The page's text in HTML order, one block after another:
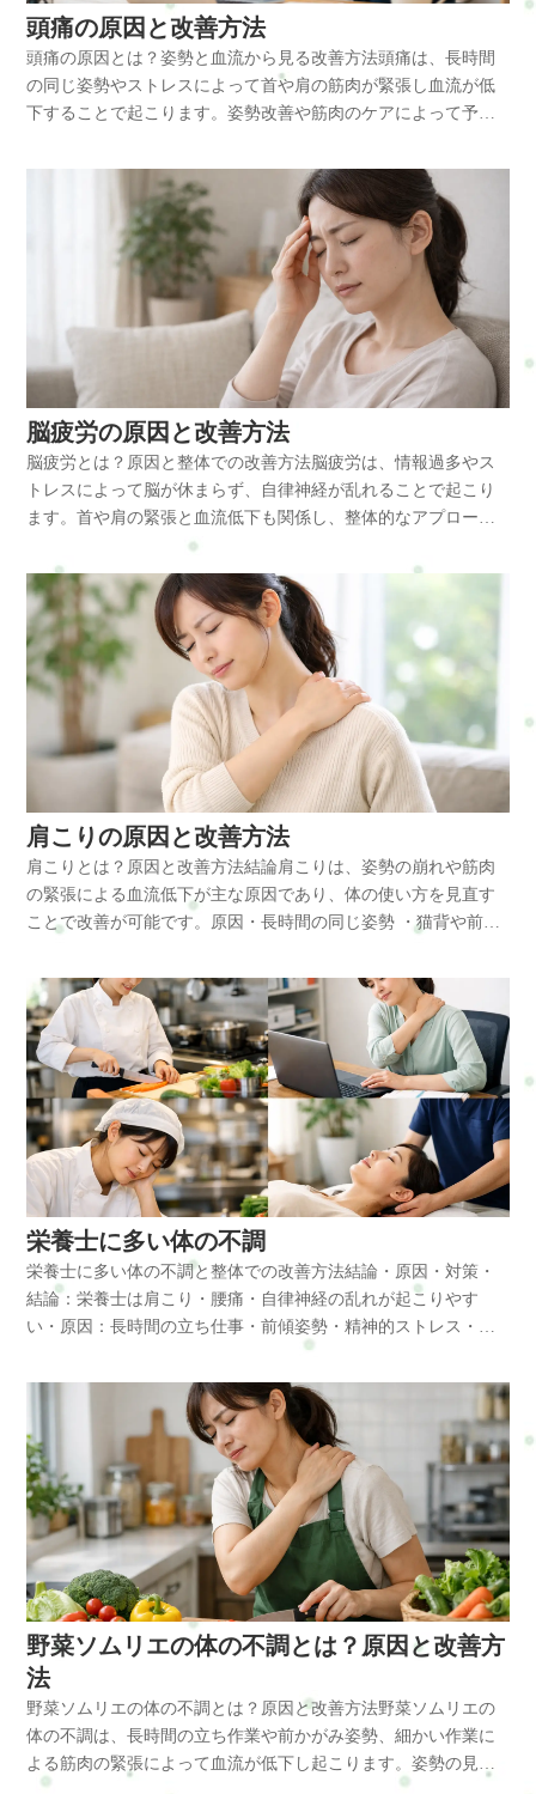
頭痛の原因と改善方法
頭痛の原因とは？姿勢と血流から見る改善方法頭痛は、長時間
の同じ姿勢やストレスによって首や肩の筋肉が緊張し血流が低
下することで起こります。姿勢改善や筋肉のケアによって予防
流を改善することで軽減できます。原因・前傾姿勢の継続 ・首
や肩の筋緊張 ・血流低下 ・自律神経の乱れ対策・姿勢改善 ・
ストレッチ ・適度な休息 ・入浴で血流促進頭痛は、姿勢の崩
れ・筋肉の緊張・血流低下といった負担が重なることで起こり
やすくなります。頭痛とは頭痛とは、頭部や首周辺に痛みや重
さを感じる状態です。 特に筋肉の緊張による「緊張型頭痛」は
現代人に多く見られます。頭痛に多い体の不調・肩こり ・首こ
り ・目の疲れ ・集中力低下 ・睡眠の質低下デスクワークによ
る頭痛が起きる理由長時間のパソコン作業では、頭が前に出る
姿勢が続きます。 この姿勢により、僧帽筋や肩甲挙筋、小胸筋
が持続的に緊張します。筋肉が緊張すると血管が圧迫され、脳
へ向かう血流が低下します。さらに首周辺の神経も圧迫される
ことで、痛みの信号が強くなります。その結果、頭が締め付け
られるような痛みや重だるさが生じます。この状態が続くこと
で慢性的な頭痛へと変化していきます。スマホ使用による自律
神経の乱れスマホを長時間使用すると交感神経が優位になり、
体が常に緊張状態になります。 その結果、リラックスできず頭
痛が起こりやすくなります。ストレスによる疲労と血流低下精
神的ストレスも血管を収縮させ、血流を悪くします。 その影響
で頭部に十分な酸素が届かず、痛みが発生します。体に起こる
変化・呼吸が浅くなる ・血流が悪くなる ・疲労回復が遅れる
・交感神経が優位になる頭痛は体全体のバランスの乱れからく
るサインです。放置するとどうなる・慢性頭痛 ・集中力低下 ・
睡眠障害 ・仕事効率の低下放置することで症状が悪化し、日常
生活に大きな影響を与えます。改善方法・首や肩のストレッチ
・姿勢を整える ・こまめな休憩 ・入浴で血流を良くする特に姿
勢改善は根本的な改善につながります。整体で出来ること整体
では首・肩・頭部のバランスを整えます。・僧帽筋や肩甲挙筋
の緊張を緩和・血流促進・姿勢調整これにより・頭痛が軽減す
される当サロンではデスクワークや日常生活の体の使い方を考
慮した施術を行っています。横浜市戸塚区で体の不調にお悩み
の方は、整体・自宅サロンRefresh Jamへお気軽にご相談くださ
い。肩こりや腰痛など日常生活で起こりやすい不調のケアを通
して、今の生活や仕事を続けられるカラダとココロづくりをサ
ポートしています。よくある質問Q:頭痛は整体で改善します
か？A：筋肉の緊張や血流を改善することで、多くの頭痛は軽減
が期待できます。Q:頭痛があるときにストレッチしても大丈夫
ですか？A：軽いストレッチは効果的ですが、強い痛みがある場
合は無理をしないことが大切です。まとめ頭痛は姿勢や血流、
筋肉の緊張が関係しています。日常のケアと整体によって改善
しやすくなります。初めての方はまずこちらへRefresh Jamーロ
ードマップ◆ 安心できる施術を、1度体験してみるお申し込み方
法はこちら・ホットペッパービューティー…予約可・LINE公
式…予約・トークでやり取り・お得情報・楽天ビューティー…
予約可・minimo…予約可・誰でも使えるWEB予約…予約可※掲
載サイトによって料金やコースが違います。無理なく、安心し
て選んでくださいね。#ui-datepicker-div{z-index:10000
!important;}.ui-datepicker-calendar th,.ui-datepicker-calendar td{min-
width:unset !important;}select.ui-datepicker-year,select.ui-datepicker-
month{height:2em !important;gap:5px;}span.del +
span.del{display:none !important;}お問合せ・ご予約フォーム内容
の確認以下の内容で送信します。よろしいですか？氏名必須メ
ールアドレス必須お問い合わせ内容必須お問い合わせ内容によ
っては回答できない場合もございますのであらかじめご了承く
ださい。プライバシーポリシーにご同意の上、お問い合わせ内
容の確認に進んでください。
脳疲労の原因と改善方法
脳疲労とは？原因と整体での改善方法脳疲労は、情報過多やス
トレスによって脳が休まらず、自律神経が乱れることで起こり
ます。首や肩の緊張と血流低下も関係し、整体的なアプローチ
で改善が期待できます。結論脳疲労は自律神経と血流を整える
ことで回復しやすくなります。原因・長時間のスマホやPC使用
・情報過多による脳の過活動 ・首や肩の筋緊張 ・ストレスによ
る自律神経の乱れ対策・デジタル機器の使用時間を減らす ・首
肩のストレッチ ・深呼吸 ・睡眠の質改善脳疲労は、情報過多・
筋肉の緊張・自律神経の乱れといった負担が重なることで起こ
りやすくなります。脳疲労とは脳疲労とは、脳が処理しきれな
いほどの情報や刺激を受け続けることで機能が低下した状態で
す。 特に現代ではスマホやパソコンの影響で慢性的に起こりや
すくなっています。脳疲労に多い体の不調・頭が重い ・集中力
低下 ・睡眠の質低下 ・イライラ ・目の疲れデスクワークによ
る脳疲労が起きる理由長時間のパソコン作業では、同じ姿勢で
画面を見続ける状態が続きます。 このとき頭が前に出る姿勢に
なり、僧帽筋や肩甲挙筋、小胸筋が緊張します。筋肉の緊張に
より首周囲の血流が低下し、脳への酸素供給が不足しやすくな
ます。その結果、思考力の低下や集中力の低下、頭の重だるさ
として現れます。この状態が続くことで慢性的な脳疲労へとつ
ながります。スマホ使用による自律神経の乱れスマホからの情
報刺激は脳を休ませる時間を減らします。 その結果、交感神経
が優位になり続け、リラックスできなくなります。ストレスに
よる疲労と血流低下精神的ストレスは血管を収縮させ、脳への
血流を低下させます。 これにより回復が遅れ、疲労が蓄積され
やすくなります。体に起こる変化・呼吸が浅くなる ・血流が悪
くなる ・疲労回復が遅れる ・交感神経が優位になる脳疲労は全
身のバランスを崩すサインです。放置するとどうなる・慢性的
な疲労感 ・睡眠障害 ・集中力低下 ・自律神経失調日常生活の
質が低下し、仕事にも影響が出やすくなります。改善方法・デ
ジタルデトックス ・首や肩のストレッチ ・深呼吸 ・入浴習慣
特に「脳を休ませる時間」を意識することが重要です。整体で
神経のバランスを改善します。・僧帽筋や肩甲挙筋の緩和・頭
部の循環改善・姿勢調整これにより・頭がスッキリする・疲れ
にくくなる・回復しやすくなる・仕事中の負担が軽減される当
サロンではデスクワークや日常生活の体の使い方を考慮した施
術を行っています。横浜市戸塚区で体の不調にお悩みの方は、
整体・自宅サロンRefresh Jamへお気軽にご相談ください。肩こ
りや腰痛など日常生活で起こりやすい不調のケアを通して、今
の生活や仕事を続けられるカラダとココロづくりをサポートし
ています。よくある質問Q:脳疲労は整体で改善しますか？A：は
い、首や肩の緊張を緩め血流を改善することで、脳の回復力が
高まり改善が期待できます。Q:どれくらいで改善しますか？A：
個人差はありますが、生活習慣の見直しと併用することで徐々
に改善していきます。まとめ脳疲労は情報過多と血流低下が原
因です。整体と生活改善で回復しやすい状態を作ることが大切
です。初めての方はまずこちらへRefresh Jamーロードマップ◆
肩こりの原因と改善方法
肩こりとは？原因と改善方法結論肩こりは、姿勢の崩れや筋肉
の緊張による血流低下が主な原因であり、体の使い方を見直す
ことで改善が可能です。原因・長時間の同じ姿勢 ・猫背や前傾
圧迫対策・姿勢改善 ・ストレッチ ・適度な運動 ・整体による
調整肩こりの不調は、姿勢不良・筋肉の緊張・血流低下といっ
た負担が重なることで起こりやすくなります。肩こりとは肩こ
りとは、首から肩にかけての筋肉が緊張し、重だるさや痛みを
感じる状態を指します。特に僧帽筋や肩甲挙筋が関係し、現代
ではデスクワークやスマホ使用により多くの人が悩んでいま
す。肩こりに多い体の不調・首の痛み ・頭痛 ・目の疲れ ・腕
のだるさ ・集中力の低下長時間のデスクワークで肩こりが起き
る理由デスクワークでは、パソコン作業により前傾姿勢が続き
やすくなります。頭は約5kgの重さがあり、前に出ることで首や
肩への負担が増加します。 この姿勢により僧帽筋や肩甲挙筋、
小胸筋が持続的に緊張します。筋肉が硬くなると血流が低下
し、酸素や栄養が届きにくくなります。 さらに筋肉の緊張は神
経を圧迫し、痛みやだるさとして現れます。これが慢性的な肩
けにくくなるのが特徴です。スマホ使用による不調と自律神経
の乱れスマホを長時間見ることで首が前に出て、首や肩が緊張
します。 この状態が続くと交感神経が優位になり、リラックス
しにくくなります。運動不足による疲労と血流低下体を動かす
機会が少ないと、筋肉のポンプ作用が働かず血流が悪くなりま
す。 その結果、疲労物質が溜まりやすくなります。体に起こる
変化肩こりが続くと、筋肉の柔軟性が低下し血流が慢性的に悪
くなります。 さらに呼吸が浅くなり、酸素供給が不足しやすく
なります。 その結果、交感神経が優位となり、疲労回復が遅れ
る状態になります。 この影響は全身のだるさにもつながりま
す。放置するとどうなる肩こりを放置すると、頭痛やめまい、
腕のしびれなどの症状が出ることがあります。 また慢性化する
と改善しにくくなり、日常生活の質が低下します。 早めの対処
が重要です。改善方法・姿勢を意識する ・肩や首のストレッチ
を行う ・適度な運動を取り入れる ・長時間同じ姿勢を避ける特
栄養士に多い体の不調
栄養士に多い体の不調と整体での改善方法結論・原因・対策・
結論：栄養士は肩こり・腰痛・自律神経の乱れが起こりやす
い・原因：長時間の立ち仕事・前傾姿勢・精神的ストレス・対
策：姿勢改善・血流促進・筋肉バランスの調整栄養士の不調
は、立ち仕事と前傾姿勢と精神的ストレスが重なることで起こ
りやすくなります。栄養士に多い体の不調とは栄養士は調理・
配膳・デスクワークを行うため、体への負担が偏りやすい職業
です。 特に以下の不調が多く見られます。・肩こり・首の痛
み・腰痛・頭痛・疲労感主な原因栄養士の仕事では同じ姿勢が
続きやすく、筋肉や関節に負担が集中します。・前かがみ姿
勢・長時間の立ちっぱなし・重いものを持つ作業・ストレスに
よる自律神経の乱れ栄養士に多い体の不調調理やデスクワーク
による姿勢負担が肩こりを引き起こす理由栄養士は調理中やパ
ソコン作業で前傾姿勢になりやすく、僧帽筋や肩甲挙筋、小胸
筋に負担がかかります。 この状態が続くことで血流が悪化し、
筋肉が硬くなり、神経を圧迫します。・前傾姿勢 → 筋肉の緊
張・血流低下 → 疲労物質の蓄積・神経圧迫 → 痛みやしびれ肩
こりは筋肉・血流・神経の悪循環によって慢性化します。立ち
仕事による不調と自律神経の乱れ長時間の立ち仕事は下半身の
野菜ソムリエの体の不調とは？原因と改善方
法
野菜ソムリエの体の不調とは？原因と改善方法野菜ソムリエの
体の不調は、長時間の立ち作業や前かがみ姿勢、細かい作業に
よる筋肉の緊張によって血流が低下し起こります。姿勢の見直